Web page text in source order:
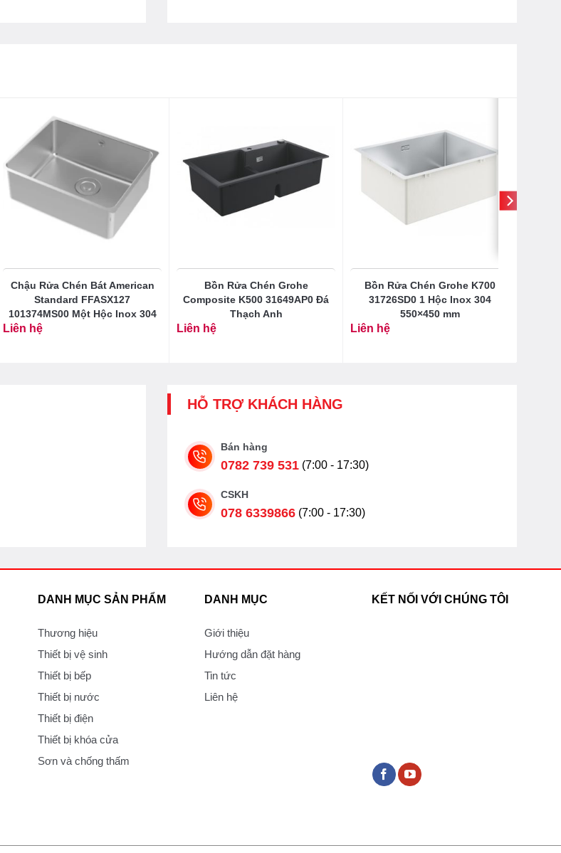
Chậu Rửa Chén Bát American
Standard FFASX127
101374MS00 Một Hộc Inox 304
Liên hệ
Bồn Rửa Chén Grohe
Composite K500 31649AP0 Đá
Thạch Anh
Liên hệ
Bồn Rửa Chén Grohe K700
31726SD0 1 Hộc Inox 304
550×450 mm
Liên hệ
HỖ TRỢ KHÁCH HÀNG
Bán hàng
0782 739 531 (7:00 - 17:30)
CSKH
078 6339866 (7:00 - 17:30)
DANH MỤC SẢN PHẨM
Thương hiệu
Thiết bị vệ sinh
Thiết bị bếp
Thiết bị nước
Thiết bị điện
Thiết bị khóa cửa
Sơn và chống thấm
DANH MỤC
Giới thiệu
Hướng dẫn đặt hàng
Tin tức
Liên hệ
KẾT NỐI VỚI CHÚNG TÔI